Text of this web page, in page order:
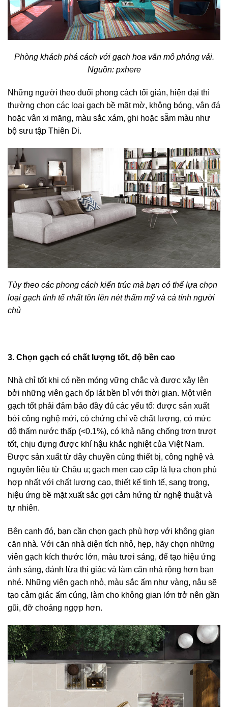
Phòng khách phá cách với gạch hoa văn mô phỏng vải.
Nguồn: pxhere
Những người theo đuổi phong cách tối giản, hiện đại thì
thường chọn các loại gạch bề mặt mờ, không bóng, vân đá
hoặc vân xi măng, màu sắc xám, ghi hoặc sẫm màu như
bộ sưu tập Thiên Di.
Tùy theo các phong cách kiến trúc mà bạn có thể lựa chọn
loại gạch tinh tế nhất tôn lên nét thẩm mỹ và cá tính người
chủ
3. Chọn gạch có chất lượng tốt, độ bền cao
Nhà chỉ tốt khi có nền móng vững chắc và được xây lên
bởi những viên gạch ốp lát bền bỉ với thời gian. Một viên
gạch tốt phải đảm bảo đầy đủ các yếu tố: được sản xuất
bởi công nghệ mới, có chứng chỉ về chất lượng, có mức
độ thấm nước thấp (<0.1%), có khả năng chống trơn trượt
tốt, chịu đựng được khí hậu khắc nghiệt của Việt Nam.
Được sản xuất từ dây chuyền cùng thiết bị, công nghệ và
nguyên liệu từ Châu u; gạch men cao cấp là lựa chọn phù
hợp nhất với chất lượng cao, thiết kế tinh tế, sang trọng,
hiệu ứng bề mặt xuất sắc gợi cảm hứng từ nghệ thuật và
tự nhiên.
Bên cạnh đó, bạn cần chọn gạch phù hợp với không gian
căn nhà. Với căn nhà diện tích nhỏ, hẹp, hãy chọn những
viên gạch kích thước lớn, màu tươi sáng, để tạo hiệu ứng
ánh sáng, đánh lừa thị giác và làm căn nhà rộng hơn bạn
nhé. Những viên gạch nhỏ, màu sắc ấm như vàng, nâu sẽ
tạo cảm giác ấm cúng, làm cho không gian lớn trở nên gần
gũi, đỡ choáng ngợp hơn.